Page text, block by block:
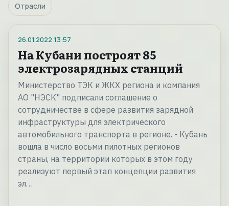
Отрасли
26.01.2022 13:57
На Кубани построят 85
электрозарядных станций
Министерство ТЭК и ЖКХ региона и компания
АО "НЭСК" подписали соглашение о
сотрудничестве в сфере развития зарядной
инфраструктуры для электрического
автомобильного транспорта в регионе. - Кубань
вошла в число восьми пилотных регионов
страны, на территории которых в этом году
реализуют первый этап концепции развития
эл…